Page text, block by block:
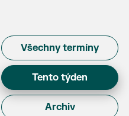
Všechny termíny
Tento týden
Archiv